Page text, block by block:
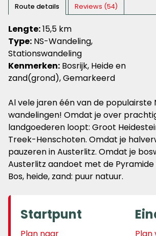
Route details Reviews (54)
Lengte:15,5 km
Type: NS-Wandeling,
Stationswandeling
Kenmerken: Bosrijk, Heide en
zand(grond), Gemarkeerd
Al vele jaren één van de populairste
wandelingen! Omdat je over
landgoederen loopt: Groot
Treek-Henschoten. Omdat je
pauzeren in Austerlitz. Omdat je
Austerlitz aandoet met de Pyramide
Bos, heide, zand: puur natuur.
Startpunt